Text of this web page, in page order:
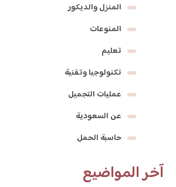
المنزل والديكور
المنوعات
تعليم
تكنولوجيا وتقنية
عمليات التجميل
عن السعودية
حاسبة الحمل
آخر المواضيع